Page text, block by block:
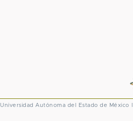
Universidad Autónoma del Estado de México